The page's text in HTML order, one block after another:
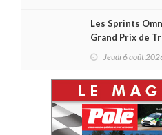
Les Sprints
Grand Prix de
Jeudi 6 août